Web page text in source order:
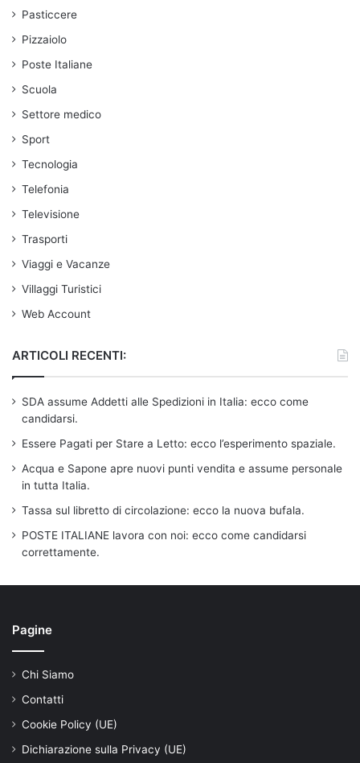
Pasticcere
Pizzaiolo
Poste Italiane
Scuola
Settore medico
Sport
Tecnologia
Telefonia
Televisione
Trasporti
Viaggi e Vacanze
Villaggi Turistici
Web Account
ARTICOLI RECENTI:
SDA assume Addetti alle Spedizioni in Italia: ecco come
candidarsi.
Essere Pagati per Stare a Letto: ecco l’esperimento spaziale.
Acqua e Sapone apre nuovi punti vendita e assume personale
in tutta Italia.
Tassa sul libretto di circolazione: ecco la nuova bufala.
POSTE ITALIANE lavora con noi: ecco come candidarsi
correttamente.
Pagine
Chi Siamo
Contatti
Cookie Policy (UE)
Dichiarazione sulla Privacy (UE)